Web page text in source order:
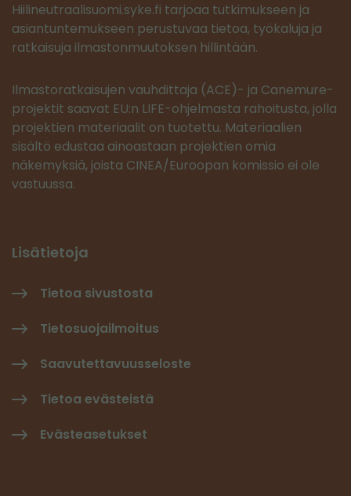
Hiilineutraalisuomi.syke.fi tarjoaa tutkimukseen ja
asiantuntemukseen perustuvaa tietoa, työkaluja ja
ratkaisuja ilmastonmuutoksen hillintään.
Ilmastoratkaisujen vauhdittaja (ACE)- ja Canemure-
projektit saavat EU:n LIFE-ohjelmasta rahoitusta, jolla
projektien materiaalit on tuotettu. Materiaalien
sisältö edustaa ainoastaan projektien omia
näkemyksiä, joista CINEA/Euroopan komissio ei ole
vastuussa.
Lisätietoja
Tietoa sivustosta
Tietosuojailmoitus
Saavutettavuusseloste
Tietoa evästeistä
Evästeasetukset